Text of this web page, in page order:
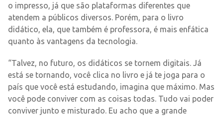
o impresso, já que são plataformas diferentes que
atendem a públicos diversos. Porém, para o livro
didático, ela, que também é professora, é mais enfática
quanto às vantagens da tecnologia.
“Talvez, no futuro, os didáticos se tornem digitais. Já
está se tornando, você clica no livro e já te joga para o
país que você está estudando, imagina que máximo. Mas
você pode conviver com as coisas todas. Tudo vai poder
conviver junto e misturado. Eu acho que a grande